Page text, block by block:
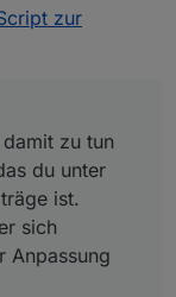
du unter
träge ist. Kannst
innerhalb von 30
zur
zu tun
du unter
ist.
sich
Anpassung